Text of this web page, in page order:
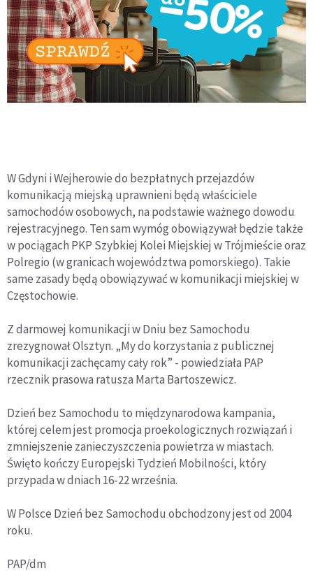
W Gdyni i Wejherowie do bezpłatnych przejazdów
komunikacją miejską uprawnieni będą właściciele
samochodów osobowych, na podstawie ważnego dowodu
rejestracyjnego. Ten sam wymóg obowiązywał będzie także
w pociągach PKP Szybkiej Kolei Miejskiej w Trójmieście oraz
Polregio (w granicach województwa pomorskiego). Takie
same zasady będą obowiązywać w komunikacji miejskiej w
Częstochowie.
Z darmowej komunikacji w Dniu bez Samochodu
zrezygnował Olsztyn. „My do korzystania z publicznej
komunikacji zachęcamy cały rok” - powiedziała PAP
rzecznik prasowa ratusza Marta Bartoszewicz.
Dzień bez Samochodu to międzynarodowa kampania,
której celem jest promocja proekologicznych rozwiązań i
zmniejszenie zanieczyszczenia powietrza w miastach.
Święto kończy Europejski Tydzień Mobilności, który
przypada w dniach 16-22 września.
W Polsce Dzień bez Samochodu obchodzony jest od 2004
roku.
PAP/dm